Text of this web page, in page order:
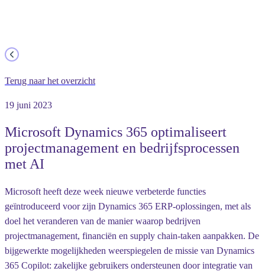
Terug naar het overzicht
19 juni 2023
Microsoft Dynamics 365 optimaliseert
projectmanagement en bedrijfsprocessen
met AI
Microsoft heeft deze week nieuwe verbeterde functies
geïntroduceerd voor zijn Dynamics 365 ERP-oplossingen, met als
doel het veranderen van de manier waarop bedrijven
projectmanagement, financiën en supply chain-taken aanpakken. De
bijgewerkte mogelijkheden weerspiegelen de missie van Dynamics
365 Copilot: zakelijke gebruikers ondersteunen door integratie van